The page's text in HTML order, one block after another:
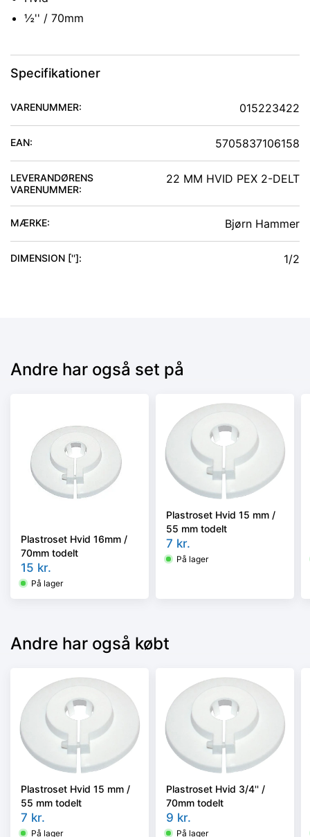
½'' / 70mm
Specifikationer
VARENUMMER: 015223422
EAN: 5705837106158
LEVERANDØRENS
VARENUMMER:
22 MM HVID PEX 2-DELT
MÆRKE: Bjørn Hammer
DIMENSION ['']: 1/2
Andre har også set på
Plastroset Hvid 16mm /
70mm todelt
15 kr.
På lager
Plastroset Hvid 15 mm /
55 mm todelt
7 kr.
På lager
Andre har også købt
Plastroset Hvid 15 mm /
55 mm todelt
7 kr.
På lager
Plastroset Hvid 3/4'' /
70mm todelt
9 kr.
På lager